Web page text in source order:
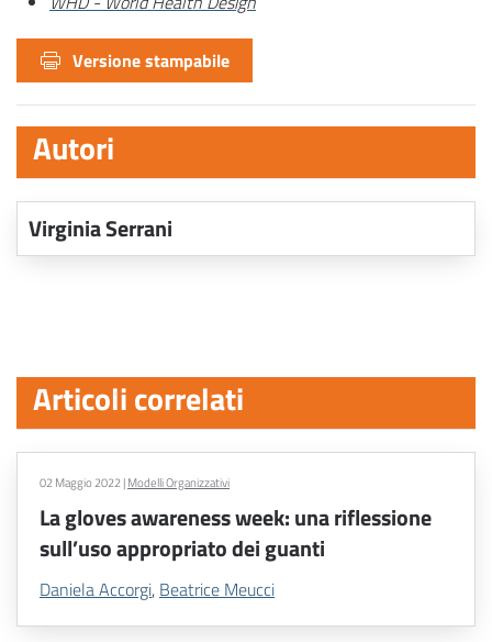
Versione stampabile
Autori
Virginia Serrani
Articoli correlati
02 Maggio 2022|Modelli Organizzativi
La gloves awareness week: una riflessione
sull’uso appropriato dei guanti
Daniela Accorgi, Beatrice Meucci